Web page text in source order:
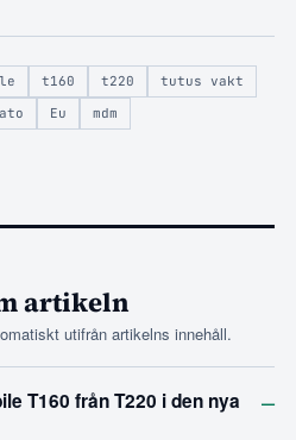
t160 t220
tutus vakt
Eu mdm
artikeln
utifrån artikelns innehåll.
T160 från T220 i den nya
–